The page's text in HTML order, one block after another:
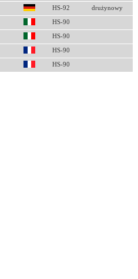
HS-92 drużynowy
HS-90
HS-90
HS-90
HS-90